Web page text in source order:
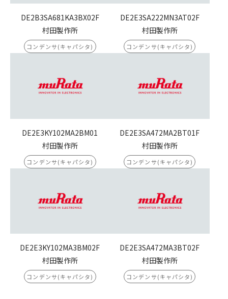
DE2B3SA681KA3BX02F
村田製作所
コンデンサ(キャパシタ)
DE2E3SA222MN3AT02F
村田製作所
コンデンサ(キャパシタ)
DE2E3KY102MA2BM01
村田製作所
コンデンサ(キャパシタ)
DE2E3SA472MA2BT01F
村田製作所
コンデンサ(キャパシタ)
DE2E3KY102MA3BM02F
村田製作所
コンデンサ(キャパシタ)
DE2E3SA472MA3BT02F
村田製作所
コンデンサ(キャパシタ)